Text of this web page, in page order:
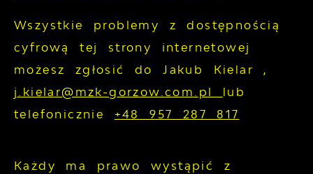
Wszystkie problemy z dostępnością
cyfrową tej strony internetowej
możesz zgłosić doJakub Kielar,
j.kielar@mzk-gorzow.com.pl lub
telefonicznie +48 957 287 817
Każdy ma prawo wystąpić z